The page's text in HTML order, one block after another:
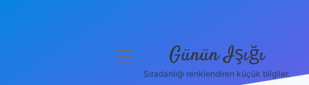
menüyü
Günün Işığı
Sıradanlığı renklendiren küçük bilgiler.